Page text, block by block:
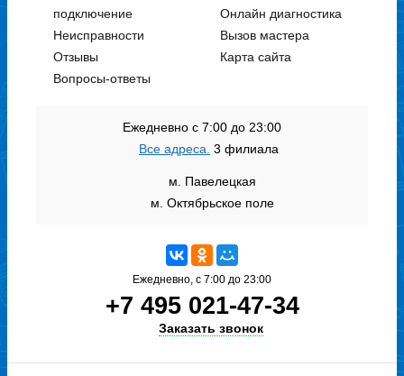
подключение
Неисправности
Отзывы
Вопросы-ответы
Онлайн диагностика
Вызов мастера
Карта сайта
Ежедневно с 7:00 до 23:00
Все адреса. 3 филиала
м. Павелецкая
м. Октябрьское поле
Ежедневно, с 7:00 до 23:00
+7 495 021-47-34
Заказать звонок